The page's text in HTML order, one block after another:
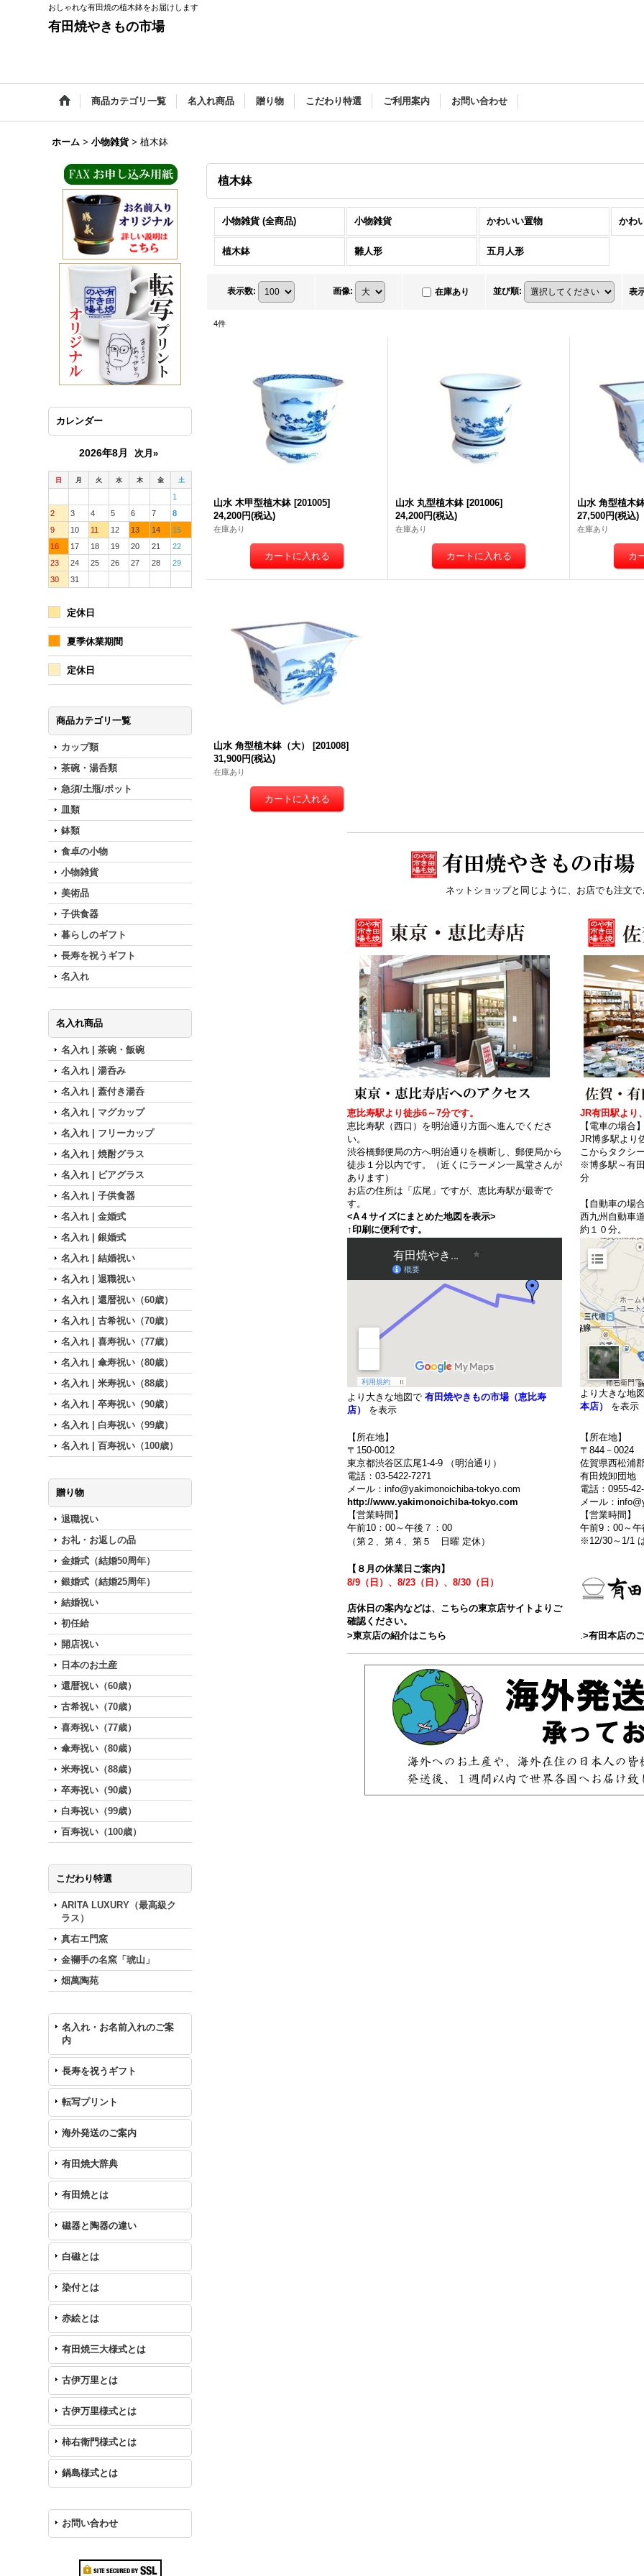
おしゃれな有田焼の植木鉢をお届けします
有田焼やきもの市場
商品カテゴリ一覧 名入れ商品 贈り物 こだわり特選 ご利用案内 お問い合わせ
ホーム > 小物雑貨 > 植木鉢
カレンダー
2026年8月 次月»
日 月 火 水 木 金 土
1
2
3 4 5 6 7
8
9
10 11 12 13 14
15
16
17 18 19 20 21
22
23
24 25 26 27 28
29
30
31
定休日
夏季休業期間
定休日
商品カテゴリ一覧
カップ類
茶碗・湯呑類
急須/土瓶/ポット
皿類
鉢類
食卓の小物
小物雑貨
美術品
子供食器
暮らしのギフト
長寿を祝うギフト
名入れ
名入れ商品
名入れ | 茶碗・飯碗
名入れ | 湯呑み
名入れ | 蓋付き湯呑
名入れ | マグカップ
名入れ | フリーカップ
名入れ | 焼酎グラス
名入れ | ビアグラス
名入れ | 子供食器
名入れ | 金婚式
名入れ | 銀婚式
名入れ | 結婚祝い
名入れ | 退職祝い
名入れ | 還暦祝い（60歳）
名入れ | 古希祝い（70歳）
名入れ | 喜寿祝い（77歳）
名入れ | 傘寿祝い（80歳）
名入れ | 米寿祝い（88歳）
名入れ | 卒寿祝い（90歳）
名入れ | 白寿祝い（99歳）
名入れ | 百寿祝い（100歳）
贈り物
退職祝い
お礼・お返しの品
金婚式（結婚50周年）
銀婚式（結婚25周年）
結婚祝い
初任給
開店祝い
日本のお土産
還暦祝い（60歳）
古希祝い（70歳）
喜寿祝い（77歳）
傘寿祝い（80歳）
米寿祝い（88歳）
卒寿祝い（90歳）
白寿祝い（99歳）
百寿祝い（100歳）
こだわり特選
ARITA LUXURY（最高級ク
ラス）
真右エ門窯
金襴手の名窯「琥山」
畑萬陶苑
名入れ・お名前入れのご案
内
長寿を祝うギフト
転写プリント
海外発送のご案内
有田焼大辞典
有田焼とは
磁器と陶器の違い
白磁とは
染付とは
赤絵とは
有田焼三大様式とは
古伊万里とは
古伊万里様式とは
柿右衛門様式とは
鍋島様式とは
お問い合わせ
植木鉢
小物雑貨 (全商品) 小物雑貨 かわいい置物 かわ
植木鉢 雛人形 五月人形
表示数: 画像: 在庫あり 並び順: 表
4件
山水 木甲型植木鉢 [201005]
24,200円(税込)
在庫あり
山水 丸型植木鉢 [201006]
24,200円(税込)
在庫あり
山水 角型植木
27,500円(税込)
在庫あり
山水 角型植木鉢（大） [201008]
31,900円(税込)
在庫あり
ネットショップと同じように、お店でも注文
恵比寿駅より徒歩6～7分です。
恵比寿駅（西口）を明治通り方面へ進んでくださ
い。
渋谷橋郵便局の方へ明治通りを横断し、郵便局から
徒歩１分以内です。（近くにラーメン一風堂さんが
あります）
お店の住所は「広尾」ですが、恵比寿駅が最寄で
す。
<A４サイズにまとめた地図を表示>
↑印刷に便利です。
JR有田駅より
【電車の場合
JR博多駅より
こからタクシ
※博多駅～有
分
【自動車の場
西九州自動車
約１０分。
より大きな地図で 有田焼やきもの市場（恵比寿
店）
を表示
より大きな地
本店）
を表示
【所在地】
〒150-0012
東京都渋谷区広尾1-4-9 （明治通り）
電話：03-5422-7271
メール：info@yakimonoichiba-tokyo.com
http://www.yakimonoichiba-tokyo.com
【営業時間】
午前10：00～午後７：00
（第２、第４、第５ 日曜 定休）
【８月の休業日ご案内】
8/9（日）、8/23（日）、8/30（日）
店休日の案内などは、こちらの東京店サイトよりご
確認ください。
【所在地】
〒844－0024
佐賀県西松浦
有田焼卸団地
電話：0955-
メール：
【営業時間】
午前9：00～
※12/30～1/1
>東京店の紹介はこちら .>有田本店の